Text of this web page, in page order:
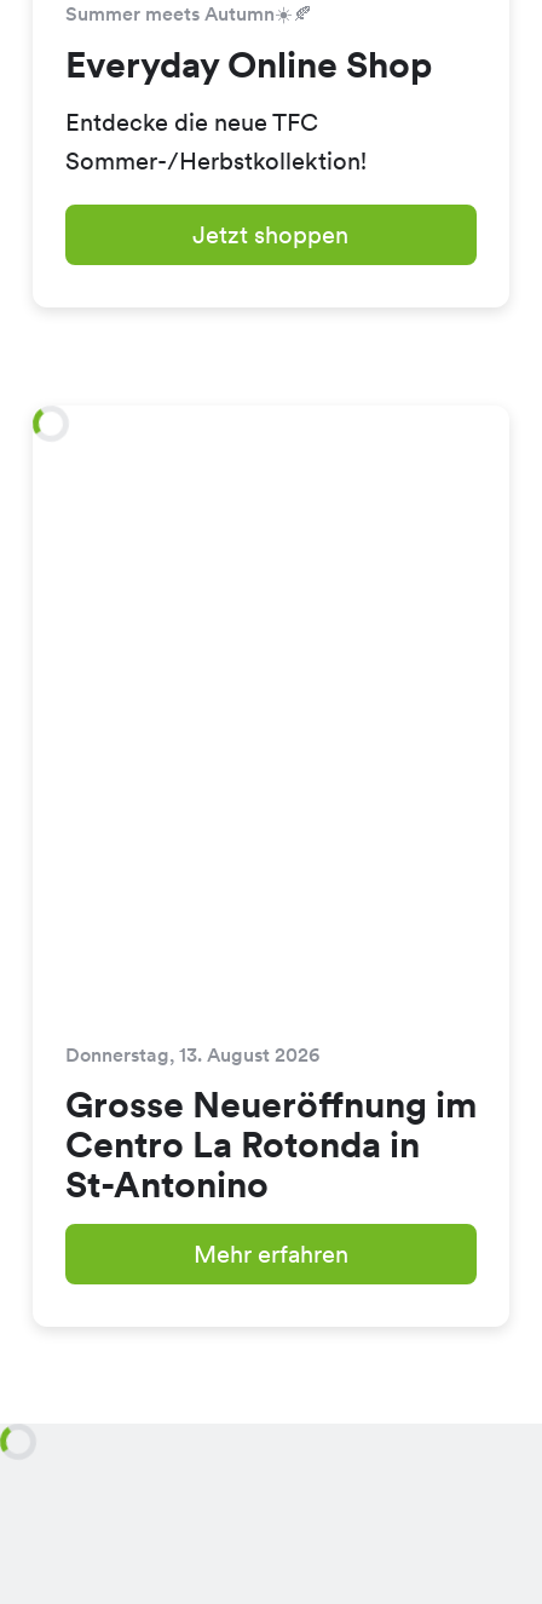
Summer meets Autumn☀️🍂
Everyday Online Shop
Entdecke die neue TFC
Sommer-/Herbstkollektion!
Jetzt shoppen
Donnerstag, 13. August 2026
Grosse Neueröffnung im
Centro La Rotonda in
St-Antonino
Mehr erfahren